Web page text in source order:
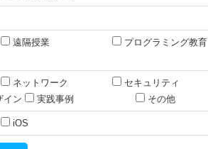
遠隔授業
プログラミング教育
ネットワーク
セキュリティ
イン 実践事例 その他
iOS